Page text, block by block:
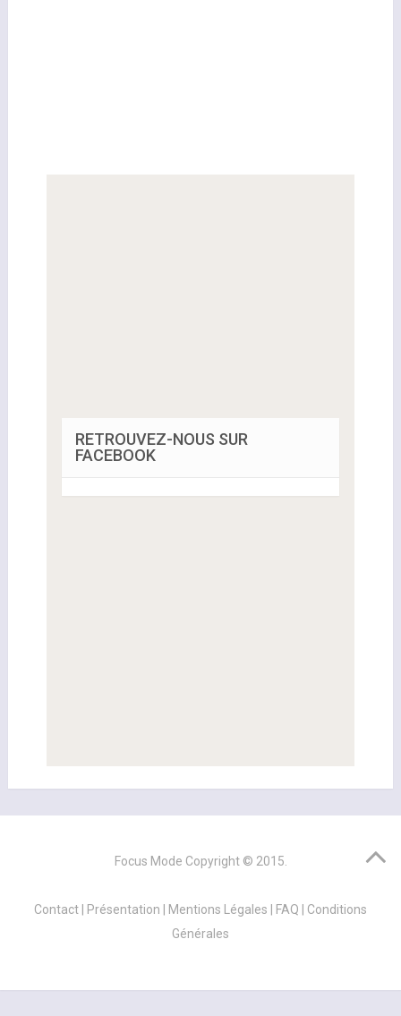
RETROUVEZ-NOUS SUR
FACEBOOK
Focus Mode Copyright © 2015.
Contact Présentation Mentions Légales FAQ
Conditions
Générales